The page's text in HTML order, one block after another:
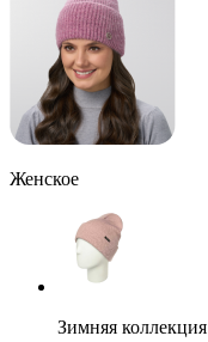
Женское
Зимняя коллекция